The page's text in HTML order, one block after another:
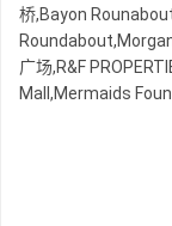
桥,Bayon
广场,R&F
Mall,Mermaids